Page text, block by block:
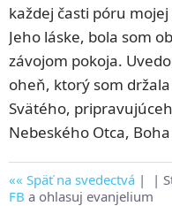
každej časti póru
Jeho láske, bola som
závojom pokoja.
oheň, ktorý som
Svätého,
Nebeského Otca,
Späť na svedectvá | |
FB a ohlasuj evanjelium